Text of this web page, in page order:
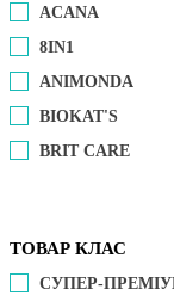
ACANA
8IN1
ANIMONDA
BIOKAT'S
BRIT CARE
ТОВАР КЛАС
СУПЕР-